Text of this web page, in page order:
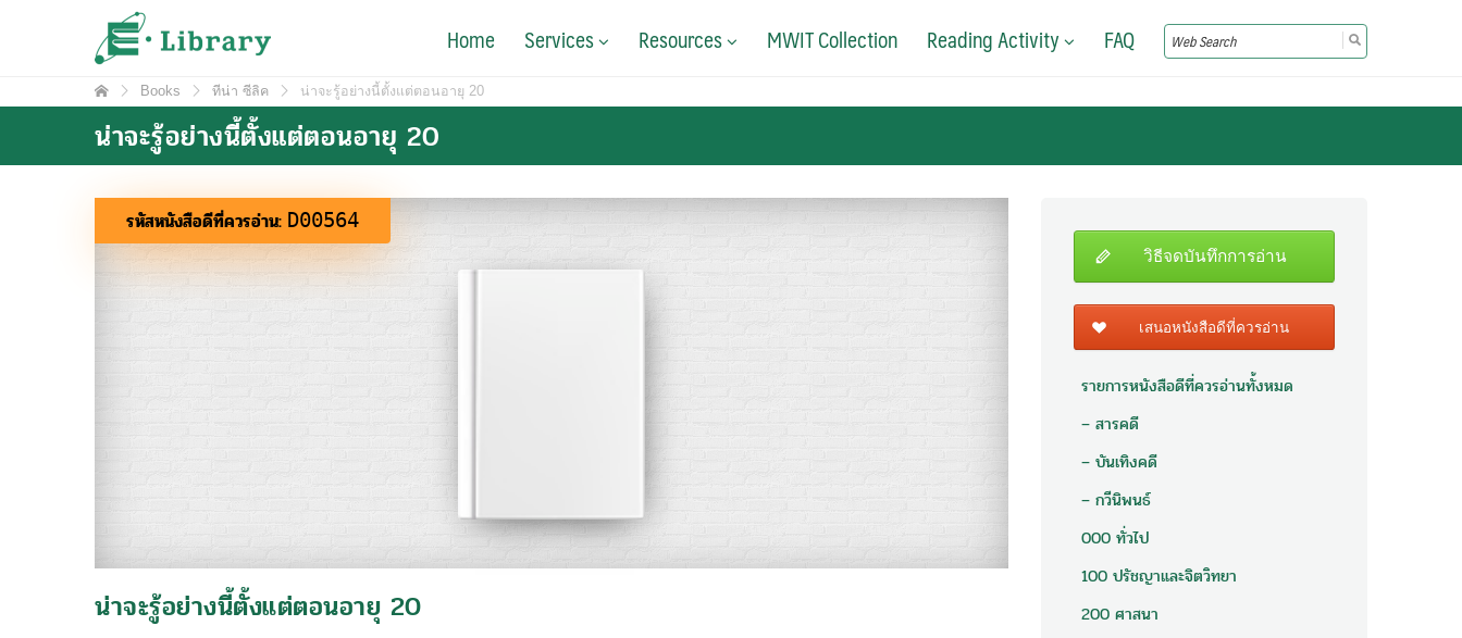
e-Library
ศูนย์วิทยบริการ โรงเรียนมหิดลวิทยานุสรณ์
Search
for:
Home Services Resources MWIT Collection Reading Activity FAQ
Books ทีน่า ซีลิค น่าจะรู้อย่างนี้ตั้งแต่ตอนอายุ 20
น่าจะรู้อย่างนี้ตั้งแต่ตอนอายุ 20
รหัสหนังสือดีที่ควรอ่าน: D00564
น่าจะรู้อย่างนี้ตั้งแต่ตอนอายุ 20
วิธีจดบันทึกการอ่าน
เสนอหนังสือดีที่ควรอ่าน
รายการหนังสือดีที่ควรอ่านทั้งหมด
– สารคดี
– บันเทิงคดี
– กวีนิพนธ์
000 ทั่วไป
100 ปรัชญาและจิตวิทยา
200 ศาสนา